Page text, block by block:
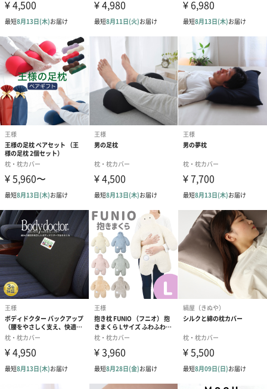
【太陽】
太陽は、世界中を飛び回り、新素材・新技術・新技法を取りい
れ、便利なアウトドア商品と快適な寝具を研究開発しておりま
す。
太陽はこれまでお客様よりいただいた貴重なご意見を参考に、い
くつもの寝具を研究開発して参りました。
商品詳細情報
素材／繊維
素材1:[表面]シルク100%
素材2:[裏面]再生繊維(テンセル)100%
お手入れ方法
手洗い
サイズ
約63×43cm(幅×縦)
外装サイズ
23.5×16.5×2cm(横×縦×高)